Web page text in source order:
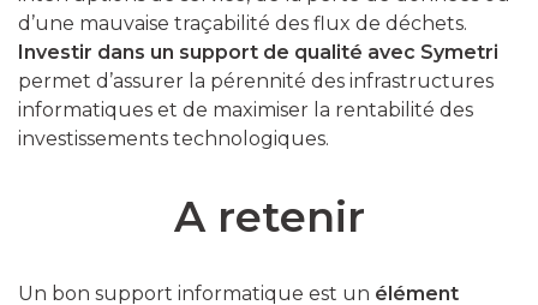
d’une mauvaise traçabilité des flux de déchets.
Investir dans un support de qualité avec Symetri
permet d’assurer la pérennité des infrastructures
informatiques et de maximiser la rentabilité des
investissements technologiques.
A retenir
Un bon support informatique est un élément